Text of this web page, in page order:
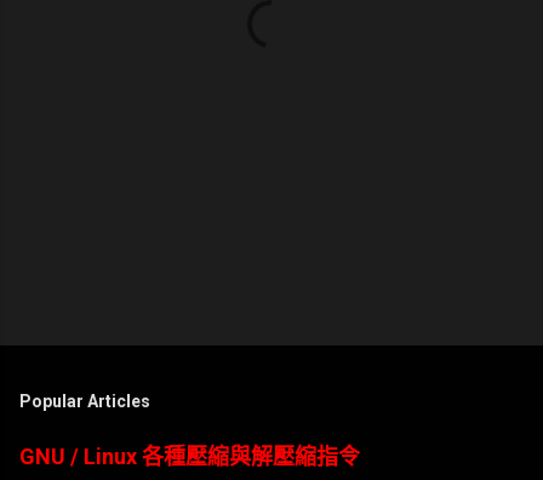
Popular Articles
GNU / Linux 各種壓縮與解壓縮指令